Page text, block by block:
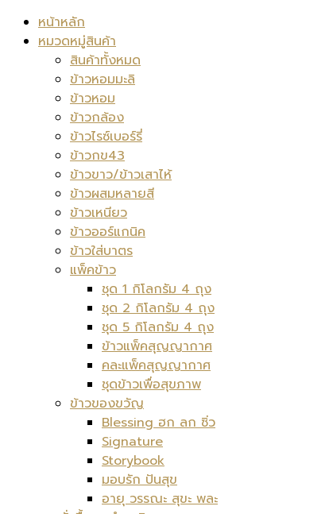
หน้าหลัก
หมวดหมู่สินค้า
สินค้าทั้งหมด
ข้าวหอมมะลิ
ข้าวหอม
ข้าวกล้อง
ข้าวไรซ์เบอร์รี่
ข้าวกข43
ข้าวขาว/ข้าวเสาไห้
ข้าวผสมหลายสี
ข้าวเหนียว
ข้าวออร์แกนิค
ข้าวใส่บาตร
แพ็คข้าว
ชุด 1 กิโลกรัม 4 ถุง
ชุด 2 กิโลกรัม 4 ถุง
ชุด 5 กิโลกรัม 4 ถุง
ข้าวแพ็คสุญญากาศ
คละแพ็คสุญญากาศ
ชุดข้าวเพื่อสุขภาพ
ข้าวของขวัญ
Blessing ฮก ลก ซิ่ว
Signature
Storybook
มอบรัก ปันสุข
อายุ วรรณะ สุขะ พละ